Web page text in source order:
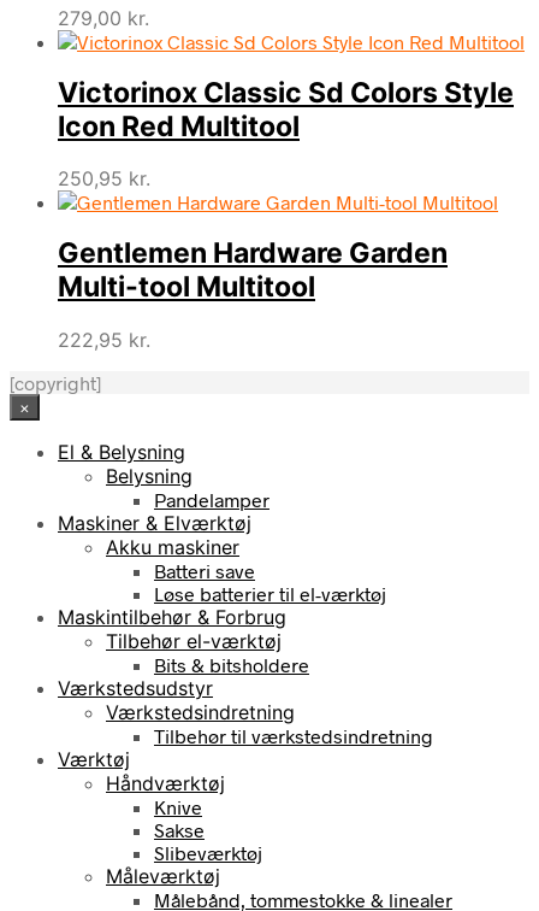
279,00 kr.
Victorinox Classic Sd Colors Style
Icon Red Multitool
250,95 kr.
Gentlemen Hardware Garden
Multi-tool Multitool
222,95 kr.
[copyright]
×
El & Belysning
Belysning
Pandelamper
Maskiner & Elværktøj
Akku maskiner
Batteri save
Løse batterier til el-værktøj
Maskintilbehør & Forbrug
Tilbehør el-værktøj
Bits & bitsholdere
Værkstedsudstyr
Værkstedsindretning
Tilbehør til værkstedsindretning
Værktøj
Håndværktøj
Knive
Sakse
Slibeværktøj
Måleværktøj
Målebånd, tommestokke & linealer